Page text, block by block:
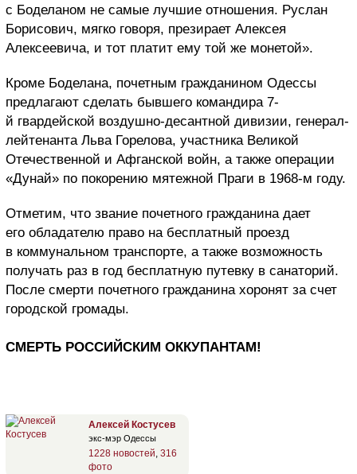
с Боделаном не самые лучшие отношения. Руслан
Борисович, мягко говоря, презирает Алексея
Алексеевича, и тот платит ему той же монетой».
Кроме Боделана, почетным гражданином Одессы
предлагают сделать бывшего командира 7-
й гвардейской воздушно-десантной дивизии, генерал-
лейтенанта Льва Горелова, участника Великой
Отечественной и Афганской войн, а также операции
«Дунай» по покорению мятежной Праги в 1968-м году.
Отметим, что звание почетного гражданина дает
его обладателю право на бесплатный проезд
в коммунальном транспорте, а также возможность
получать раз в год бесплатную путевку в санаторий.
После смерти почетного гражданина хоронят за счет
городской громады.
СМЕРТЬ РОССИЙСКИМ ОККУПАНТАМ!
Алексей Костусев
экс-мэр Одессы
1228 новостей, 316
фото